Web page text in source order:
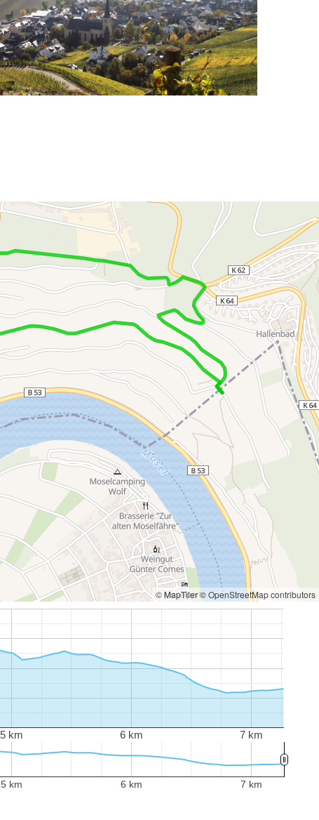
© MapTiler© OpenStreetMap contributors
5 km 6 km 7 km
5 km 6 km 7 km